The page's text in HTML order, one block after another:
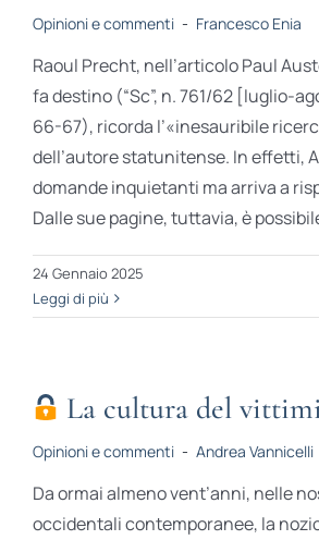
Opinioni e commenti - Francesco Enia
Raoul Precht, nell’articolo Paul
fa destino (“Sc”, n. 761/62 [luglio-
66-67), ricorda l’«inesauribile
dell’autore statunitense. In effetti,
domande inquietanti ma arriva a
Dalle sue pagine, tuttavia, è
24 Gennaio 2025
Leggi di più
La cultura del
Opinioni e commenti - Andrea Vannicelli
Da ormai almeno vent’anni, nelle
occidentali contemporanee, la